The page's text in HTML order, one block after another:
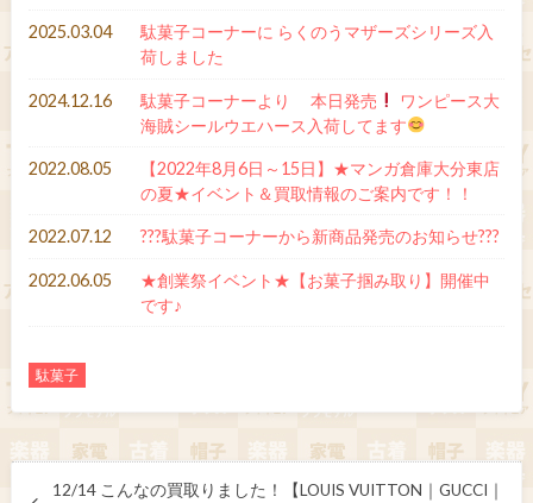
2025.03.04
駄菓子コーナーに らくのうマザーズシリーズ入
荷しました
2024.12.16 駄菓子コーナーより 本日発売
ワンピース大
海賊シールウエハース入荷してます
2022.08.05
【2022年8月6日～15日】★マンガ倉庫大分東店
の夏★イベント＆買取情報のご案内です！！
2022.07.12 ???駄菓子コーナーから新商品発売のお知らせ???
2022.06.05
★創業祭イベント★【お菓子掴み取り】開催中
です♪
駄菓子
12/14 こんなの買取りました！【LOUIS VUITTON｜GUCCI｜